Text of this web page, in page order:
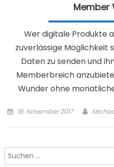
Member
Wer digitale Produkte
zuverlässige Möglichkeit
Daten zu senden und
Memberbreich
Wunder ohne
Posted on
18. November 2017 Author
Suchen nach: